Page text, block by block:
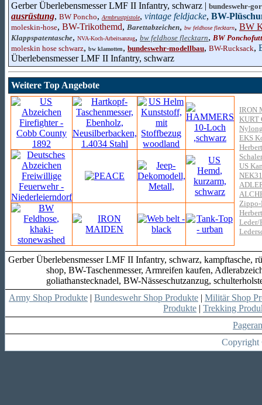
Gerber Überlebensmesser LMF II Infantry, schwarz | bundeswehr-
ausrüstung, BW Poncho, Armbrustpistole, vintage feldjacke, BW-
moleskin-hose, BW-Trikothemd, Barettabzeichen, bw feldhose flecktarn, BW
Klappspatentasche, NVA-Koch-Arbeitsanzug, bw feldhose flecktarn, BW
moleskin hose schwarz, bw klamotten, bundeswehr-modellbau, BW-Rucksack,
Überlebensmesser LMF II Infantry, schwarz
Weitere Top Angebote
IRON
KURT
EKS
US
Zippo-
Leder/
Gerber Überlebensmesser LMF II Infantry, schwarz, kampftasche,
shop, BW-Taschenmesser, Armreifen kaufen,
goliathanstecknadel, BW-Nässeschutzanzug,
Army Shop Produkte | Bundeswehr Shop Produkte | Militär Shop
Produkte | Trekking